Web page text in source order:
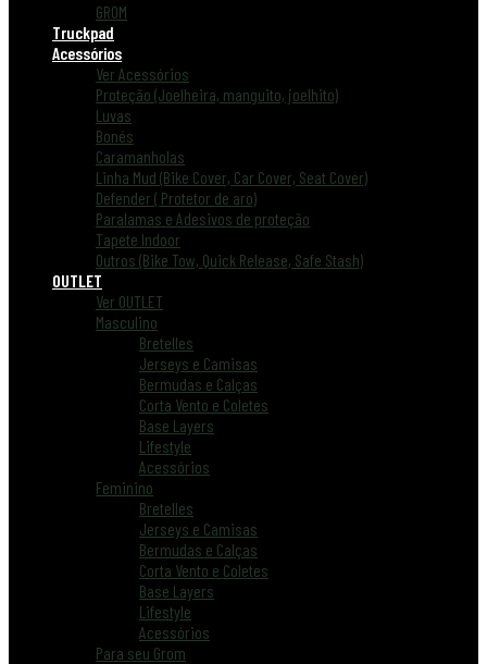
GROM
Truckpad
Acessórios
Ver Acessórios
Proteção (Joelheira, manguito, joelhito)
Luvas
Bonés
Caramanholas
Linha Mud (Bike Cover, Car Cover, Seat Cover)
Defender ( Protetor de aro)
Paralamas e Adesivos de proteção
Tapete Indoor
Outros (Bike Tow, Quick Release, Safe Stash)
OUTLET
Ver OUTLET
Masculino
Bretelles
Jerseys e Camisas
Bermudas e Calças
Corta Vento e Coletes
Base Layers
Lifestyle
Acessórios
Feminino
Bretelles
Jerseys e Camisas
Bermudas e Calças
Corta Vento e Coletes
Base Layers
Lifestyle
Acessórios
Para seu Grom